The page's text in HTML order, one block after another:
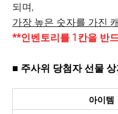
되며,
가장 높은 숫자를 가진
**인벤토리를 1칸을 반
■ 주사위 당첨자 선물
아이템